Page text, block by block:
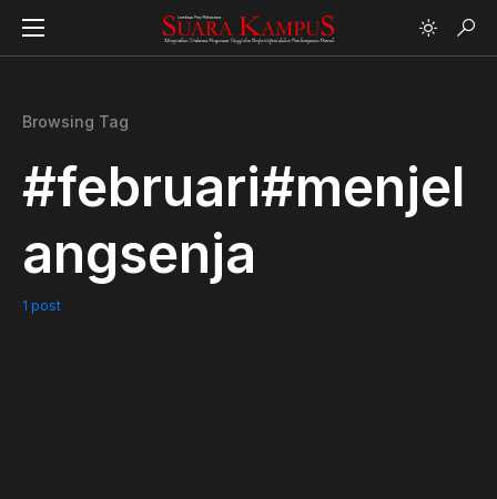
Browsing Tag
#februari#menjel
angsenja
1 post